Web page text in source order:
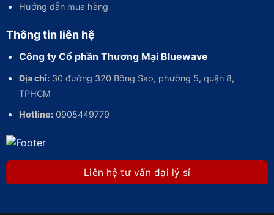
Hướng dẫn mua hàng
Thông tin liên hệ
Công ty Cổ phần Thương Mại Bluewave
Địa chỉ:30 đường 320 Bông Sao, phường 5, quận 8,
TPHCM
Hotline:0905449779
Liên hệ tư vấn đại lý sỉ